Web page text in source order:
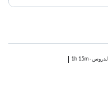
·
1h 15m